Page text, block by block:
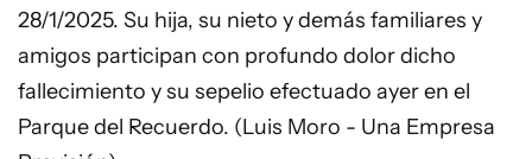
28/1/2025. Su hija, su nieto y demás familiares y
amigos participan con profundo dolor dicho
fallecimiento y su sepelio efectuado ayer en el
Parque del Recuerdo. (Luis Moro - Una Empresa